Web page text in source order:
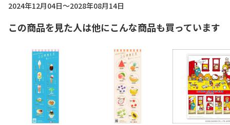
2024年12月04日～2028年08月14日
この商品を見た人は他にこんな商品も買っています